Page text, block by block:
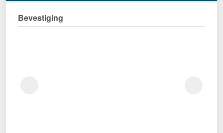
Bevestiging